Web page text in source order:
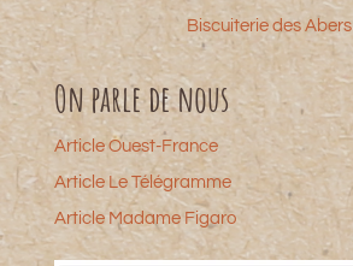
Biscuiterie des Abers
On parle de nous
Article Ouest-France
Article Le Télégramme
Article Madame Figaro